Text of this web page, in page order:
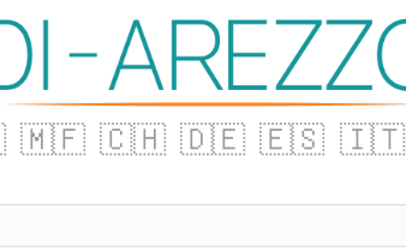
🇲🇫 🇨🇭 🇩🇪 🇪🇸 🇮🇹